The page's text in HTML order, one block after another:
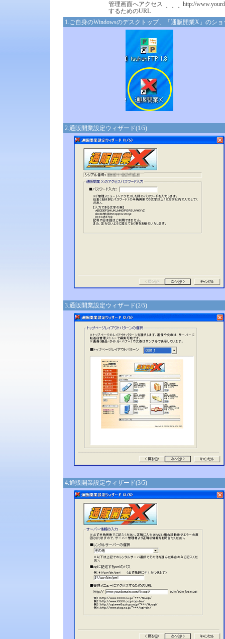
管理画面へアクセス
するためのURL
・・・ http://
1.ご自身のWindowsのデスクトップ、「通販開業X」のシ
2.通販開業設定ウィザード(1/5)
3.通販開業設定ウィザード(2/5)
4.通販開業設定ウィザード(3/5)